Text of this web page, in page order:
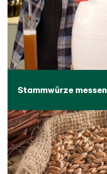
Stammwürze messen